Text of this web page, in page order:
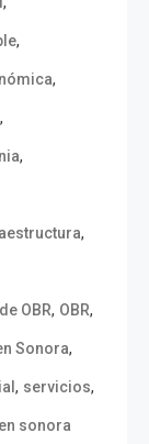
,
,
,
,
,
OBR, OBR,
Sonora,
, servicios,
sonora